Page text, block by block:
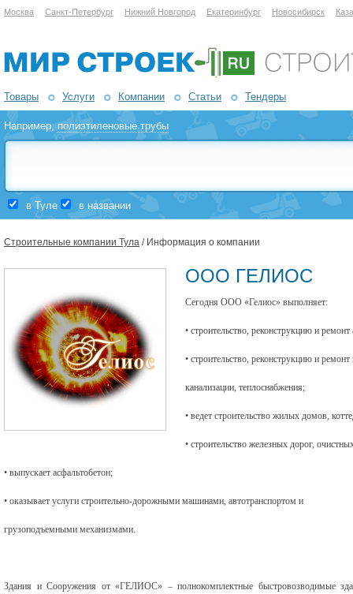
Москва Санкт-Петербург Нижний Новгород Екатеринбург Новосибирск
Товары Услуги Компании Статьи Тендеры
Например,полиэтиленовые трубы
в Туле в названии
Строительные компании Тула / Информация о компании
ООО ГЕЛИОС
Сегодня ООО «Гелиос» выполняет:
• строительство, реконструкцию и
• строительство, реконструкцию и
канализации, теплоснабжения;
• ведет строительство жилых домов,
• строительство железных дорог,
• выпускает асфальтобетон;
• оказывает услуги строительно-дорожными машинами, автотранспортом и
грузоподъемными механизмами.
Здания и Сооружения от «ГЕЛИОС» – полнокомплектные быстровозводимые